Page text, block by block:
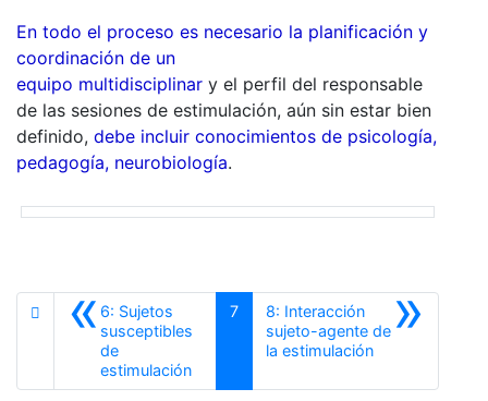
En todo el proceso es necesario la planificación y
coordinación de un
equipo multidisciplinar y el perfil del responsable
de las sesiones de estimulación, aún sin estar bien
definido, debe incluir conocimientos de psicología,
pedagogía, neurobiología.
«6: Sujetos
susceptibles
de
estimulaciónAnterior
7 »
8: Interacción
sujeto-agente de
la estimulaciónSiguiente